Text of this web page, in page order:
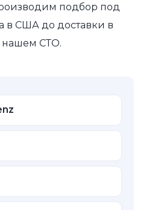
подбор под
в США до доставки в
нашем СТО.